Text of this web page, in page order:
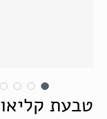
טבעת קליאו